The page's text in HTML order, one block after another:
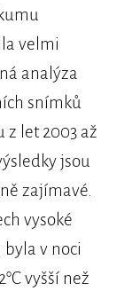
velmi
analýza
snímků
z let 2003 až
jsou
zajímavé.
vysoké
v noci
vyšší než